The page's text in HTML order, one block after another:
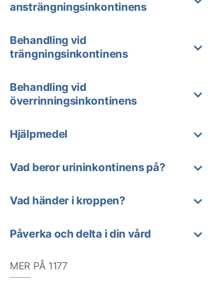
ansträngningsinkontinens
Behandling vid
trängningsinkontinens
Behandling vid
överrinningsinkontinens
Hjälpmedel
Vad beror urininkontinens på?
Vad händer i kroppen?
Påverka och delta i din vård
MER PÅ 1177